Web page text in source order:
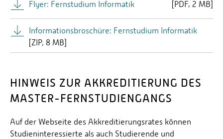
Flyer: Fernstudium Informatik [PDF 2 MB]
Informationsbroschüre: Fernstudium Informatik
[ZIP 8 MB]
HINWEIS ZUR AKKREDITIERUNG DES
MASTER-FERNSTUDIENGANGS
Auf der Webseite des Akkreditierungsrates können
Studieninteressierte als auch Studierende und